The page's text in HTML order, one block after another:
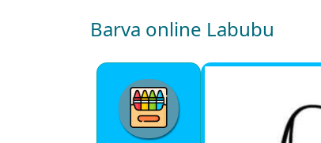
Barva online Labubu